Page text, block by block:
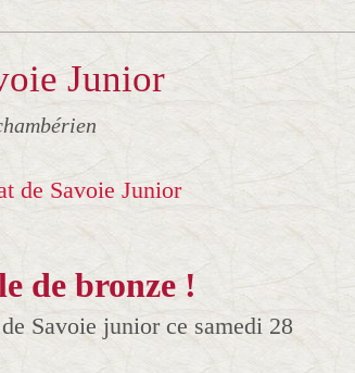
Junior
de bronze !
Savoie junior ce samedi 28